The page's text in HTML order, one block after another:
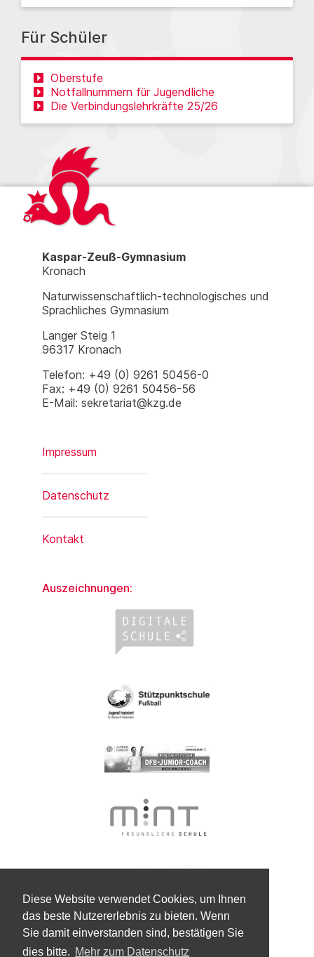
Diese Website verwendet Cookies, um Ihnen
das beste Nutzererlebnis zu bieten. Wenn
Sie damit einverstanden sind, bestätigen Sie
dies bitte. Mehr zum Datenschutz
Für Schüler
Oberstufe
Notfallnummern für Jugendliche
Die Verbindungslehrkräfte 25/26
Kaspar-Zeuß-Gymnasium
Kronach
Naturwissenschaftlich-technologisches und
Sprachliches Gymnasium
Langer Steig 1
96317 Kronach
Telefon: +49 (0) 9261 50456-0
Fax: +49 (0) 9261 50456-56
E-Mail: sekretariat@kzg.de
Impressum
Datenschutz
Kontakt
Auszeichnungen: